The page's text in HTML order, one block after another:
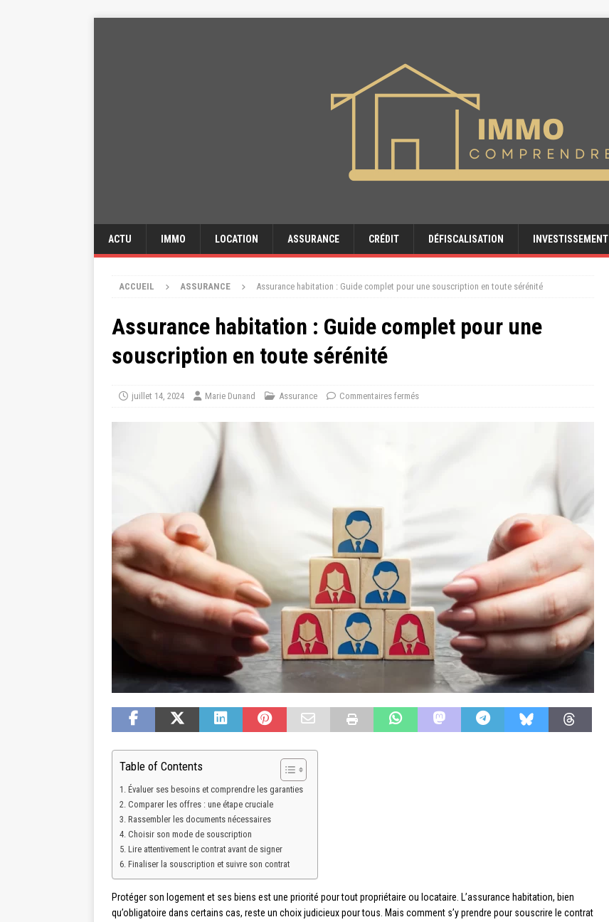
ACTU IMMO LOCATION ASSURANCE CRÉDIT DÉFISCALISATION INVESTISSEMENT
ACCUEIL ASSURANCE Assurance habitation : Guide complet pour une souscription en toute sérénité
Assurance habitation : Guide complet pour une
souscription en toute sérénité
juillet 14, 2024 Marie Dunand Assurance Commentaires fermés
Table of Contents
Évaluer ses besoins et comprendre les garanties
Comparer les offres : une étape cruciale
Rassembler les documents nécessaires
Choisir son mode de souscription
Lire attentivement le contrat avant de signer
Finaliser la souscription et suivre son contrat
Protéger son logement et ses biens est une priorité pour tout propriétaire ou locataire. L’assurance habitation, bien
qu’obligatoire dans certains cas, reste un choix judicieux pour tous. Mais comment s’y prendre pour souscrire le contrat